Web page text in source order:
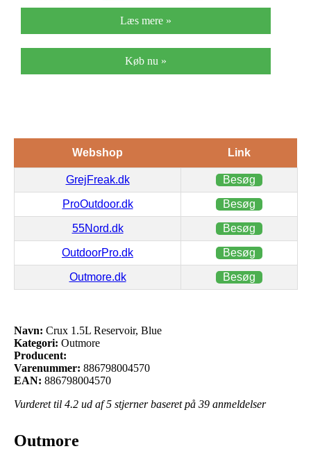
Læs mere »
Køb nu »
Webshop Link
GrejFreak.dk Besøg
ProOutdoor.dk Besøg
55Nord.dk Besøg
OutdoorPro.dk Besøg
Outmore.dk Besøg
Navn: Crux 1.5L Reservoir, Blue
Kategori: Outmore
Producent:
Varenummer: 886798004570
EAN: 886798004570
Vurderet til 4.2 ud af 5 stjerner baseret på 39 anmeldelser
Outmore